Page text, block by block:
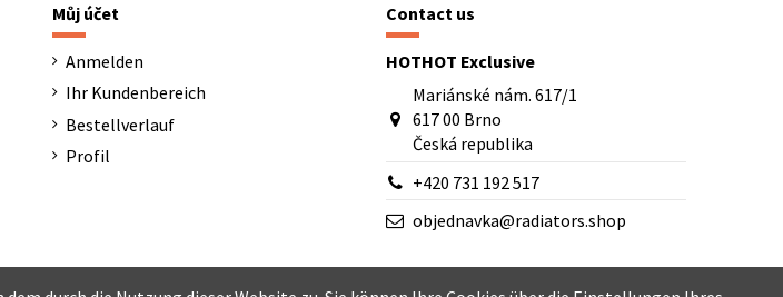
Můj účet
Anmelden
Ihr Kundenbereich
Bestellverlauf
Profil
Contact us
HOTHOT Exclusive
Mariánské nám. 617/1
617 00 Brno
Česká republika
+420 731 192 517
objednavka@radiators.shop